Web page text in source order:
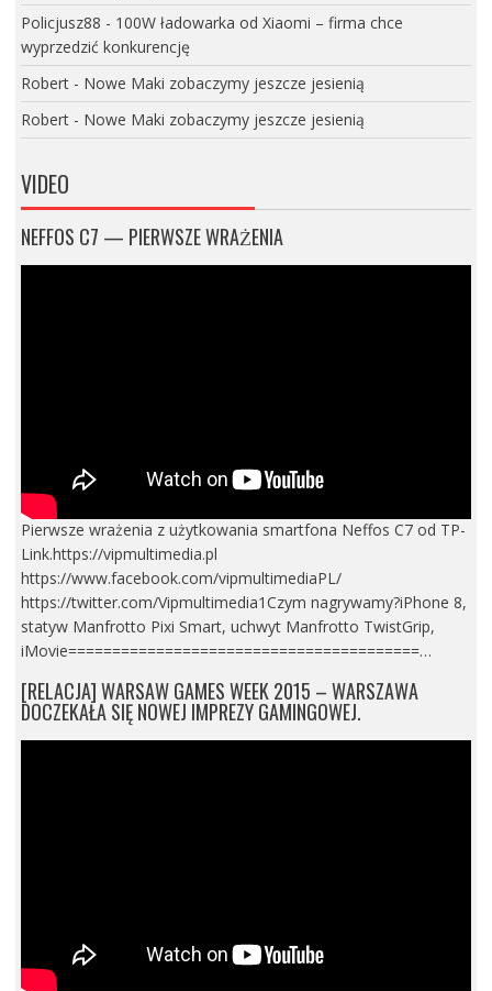
Policjusz88 - 100W ładowarka od Xiaomi – firma chce
wyprzedzić konkurencję
Robert- Nowe Maki zobaczymy jeszcze jesienią
Robert- Nowe Maki zobaczymy jeszcze jesienią
VIDEO
NEFFOS C7 — PIERWSZE WRAŻENIA
Pierwsze wrażenia z użytkowania smartfona Neffos C7 od TP-
Link.https://vipmultimedia.pl
https://www.facebook.com/vipmultimediaPL/
https://twitter.com/Vipmultimedia1Czym nagrywamy?iPhone 8,
statyw Manfrotto Pixi Smart, uchwyt Manfrotto TwistGrip,
iMovie========================================…
[RELACJA] WARSAW GAMES WEEK 2015 – WARSZAWA
DOCZEKAŁA SIĘ NOWEJ IMPREZY GAMINGOWEJ.